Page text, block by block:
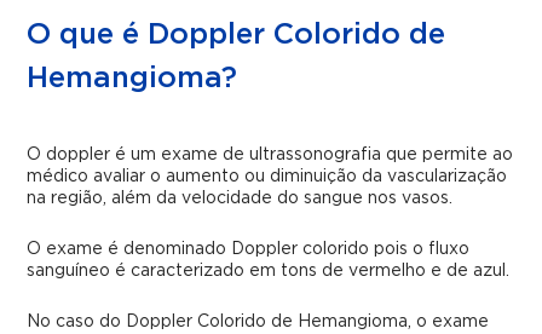
O que é Doppler Colorido de
Hemangioma?
O doppler é um exame de ultrassonografia que permite ao
médico avaliar o aumento ou diminuição da vascularização
na região, além da velocidade do sangue nos vasos.
O exame é denominado Doppler colorido pois o fluxo
sanguíneo é caracterizado em tons de vermelho e de azul.
No caso do Doppler Colorido de Hemangioma, o exame